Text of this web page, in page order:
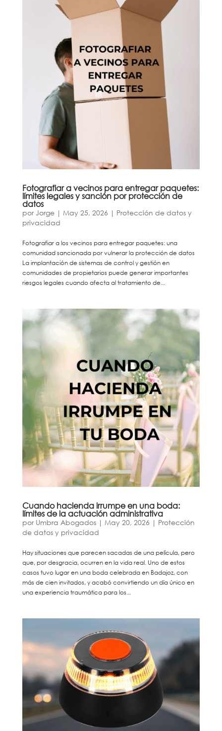
Fotografiar a vecinos para entregar paquetes:
límites legales y sanción por protección de
datos
porJorge| May 25, 2026 | Protección de datos y
privacidad
Fotografiar a los vecinos para entregar paquetes: una
comunidad sancionada por vulnerar la protección de datos
La implantación de sistemas de control y gestión en
comunidades de propietarios puede generar importantes
riesgos legales cuando afecta al tratamiento de...
Cuando hacienda irrumpe en una boda:
límites de la actuación administrativa
por Umbra Abogados| May 20, 2026 | Protección
de datos y privacidad
Hay situaciones que parecen sacadas de una película, pero
que, por desgracia, ocurren en la vida real. Uno de estos
casos tuvo lugar en una boda celebrada en Badajoz, con
más de cien invitados, y acabó convirtiendo un día único en
una experiencia traumática para los...